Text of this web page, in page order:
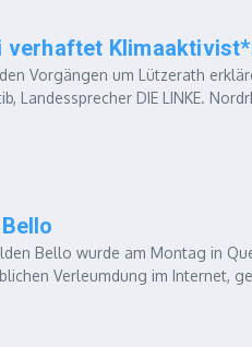
den Vorgängen um Lützerath
Landessprecher DIE LINKE.
Bello wurde am Montag in
Verleumdung im Internet,